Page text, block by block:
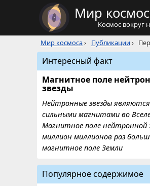
Мир
Космос вокруг
Мир космоса› Публикации›
Интересный факт
Магнитное поле
звезды
Нейтронные звезды
сильными магнитами во
Магнитное поле нейтронной
миллион миллионов раз
магнитное поле Земли
Популярное содержимое